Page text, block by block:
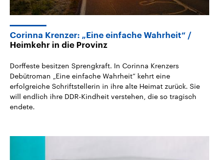
Corinna Krenzer: „Eine einfache Wahrheit“
Heimkehr in die Provinz
Dorffeste besitzen Sprengkraft. In Corinna Krenzers
Debütroman „Eine einfache Wahrheit“ kehrt eine
erfolgreiche Schriftstellerin in ihre alte Heimat zurück. Sie
will endlich ihre DDR-Kindheit verstehen, die so tragisch
endete.